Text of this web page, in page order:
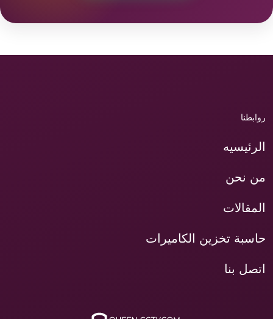
روابطنا
الرئيسيه
من نحن
المقالات
حاسبة تخزين الكاميرات
اتصل بنا